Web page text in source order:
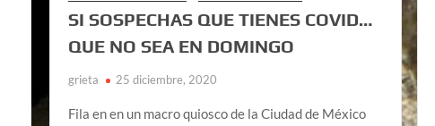
SI SOSPECHAS QUE TIENES COVID…
QUE NO SEA EN DOMINGO
grieta 25 diciembre, 2020
Fila en en un macro quiosco de la Ciudad de México